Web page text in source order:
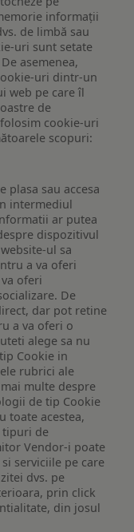
informații
de limbă sau
uri sunt setate
asemenea,
uri dintr-un
web pe care îl
de
cookie-uri
scopuri:
plasa sau accesa
intermediul
ar putea
dispozitivul
ul sa
a va oferi
oferi
De
dar pot retine
a va oferi o
alege sa nu
Cookie in
rubrici ale
multe despre
de tip Cookie
toate acestea,
tipuri de
Vendor-i poate
serviciile pe care
dvs. pe
prin click
din josul